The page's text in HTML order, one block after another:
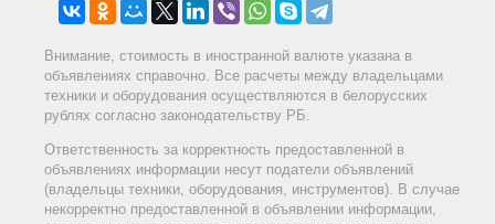
Внимание, стоимость в иностранной валюте указана в
объявлениях справочно. Все расчеты между владельцами
техники и оборудования осуществляются в белорусских
рублях согласно законодательству РБ.
Ответственность за корректность предоставленной в
объявлениях информации несут податели объявлений
(владельцы техники, оборудования, инструментов). В случае
некорректно предоставленной в объявлении информации,